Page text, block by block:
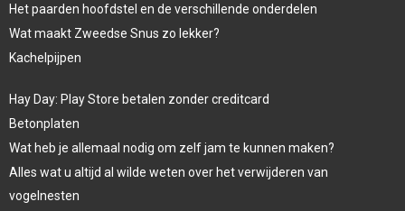
Het paarden hoofdstel en de verschillende onderdelen
Wat maakt Zweedse Snus zo lekker?
Kachelpijpen
Hay Day: Play Store betalen zonder creditcard
Betonplaten
Wat heb je allemaal nodig om zelf jam te kunnen maken?
Alles wat u altijd al wilde weten over het verwijderen van
vogelnesten